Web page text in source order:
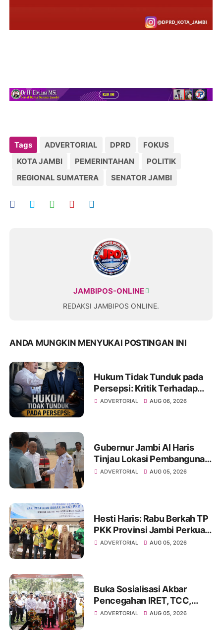
Tags ADVERTORIAL DPRD
FOKUS
KOTA JAMBI
PEMERINTAHAN
POLITIK
REGIONAL SUMATERA
SENATOR JAMBI
JAMBIPOS-ONLINE
REDAKSI JAMBIPOS ONLINE.
ANDA MUNGKIN MENYUKAI POSTINGAN INI
Hukum Tidak Tunduk pada
Persepsi: Kritik Terhadap
Monopoli Kebenaran oleh
ADVERTORIAL AUG 06, 2026
Gubernur Jambi Al Haris
Tinjau Lokasi Pembangunan
Sekolah Rakyat dan Lokasi
ADVERTORIAL AUG 05, 2026
Hesti Haris: Rabu Berkah TP
PKK Provinsi Jambi Perkuat
Literasi Keuangan dan
ADVERTORIAL AUG 05, 2026
Buka Sosialisasi Akbar
Pencegahan IRET, TCC,
Perundungan, dan Bahaya
ADVERTORIAL AUG 05, 2026